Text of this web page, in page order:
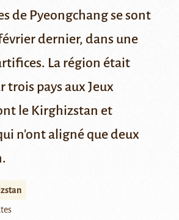
de Pyeongchang se sont
dernier, dans une
La région était
trois pays aux Jeux
le Kirghizstan et
n'ont aligné que deux